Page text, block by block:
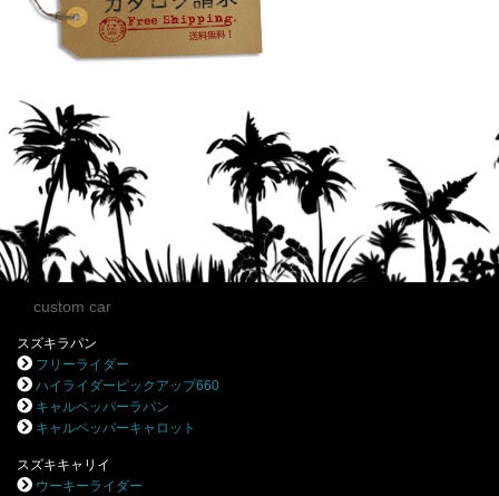
custom car
スズキラパン
フリーライダー
ハイライダーピックアップ660
キャルペッパーラパン
キャルペッパーキャロット
スズキキャリイ
ウーキーライダー